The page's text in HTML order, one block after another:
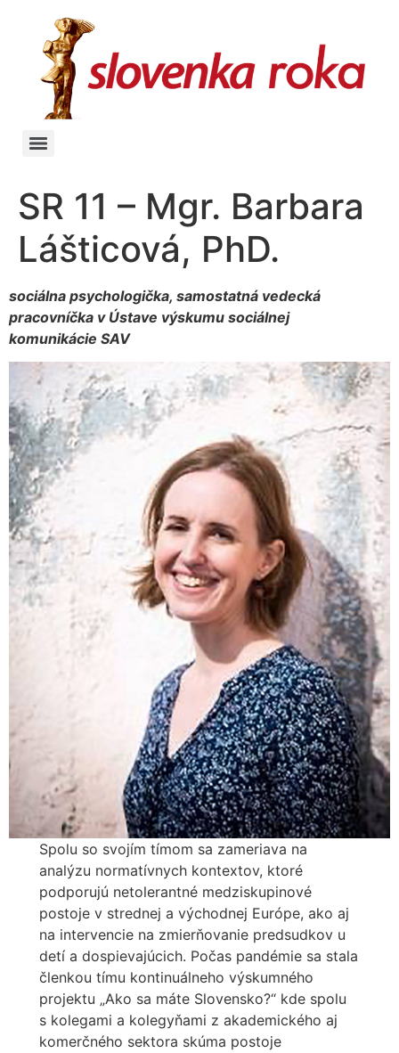
SR 11 – Mgr. Barbara
Lášticová, PhD.
sociálna psychologička, samostatná vedecká
pracovníčka v Ústave výskumu sociálnej
komunikácie SAV
Spolu so svojím tímom sa zameriava na
analýzu normatívnych kontextov, ktoré
podporujú netolerantné medziskupinové
postoje v strednej a východnej Európe, ako aj
na intervencie na zmierňovanie predsudkov u
detí a dospievajúcich. Počas pandémie sa stala
členkou tímu kontinuálneho výskumného
projektu „Ako sa máte Slovensko?“ kde spolu
s kolegami a kolegyňami z akademického aj
komerčného sektora skúma postoje